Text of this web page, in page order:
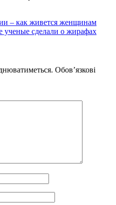
– как живется женщинам
ученые сделали о жирафах
Обов’язкові